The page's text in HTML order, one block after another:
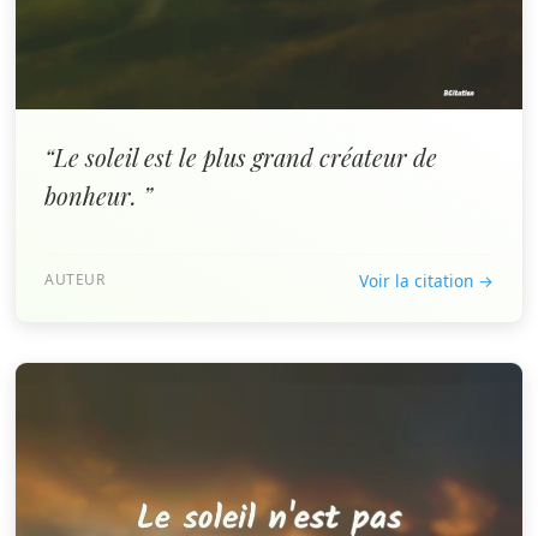
“Le soleil est le plus grand créateur de
bonheur. ”
AUTEUR Voir la citation →